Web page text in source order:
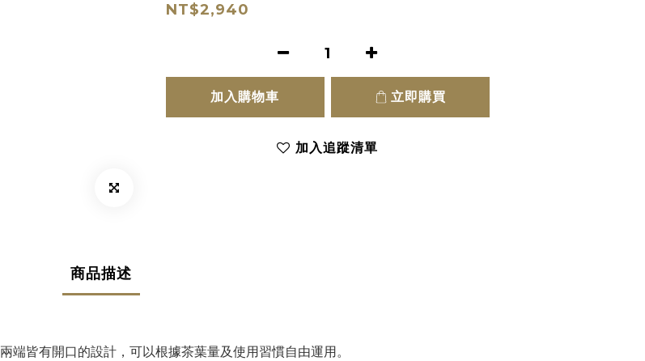
NT$2,940
加入購物車 立即購買
加入追蹤清單
商品描述
兩端皆有開口的設計，可以根據茶葉量及使用習慣自由運用。